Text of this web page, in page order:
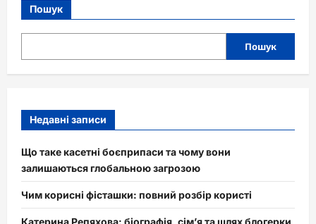
прогрес
Пошук
Пошук
Недавні записи
Що таке касетні боєприпаси та чому вони
залишаються глобальною загрозою
Чим корисні фісташки: повний розбір користі